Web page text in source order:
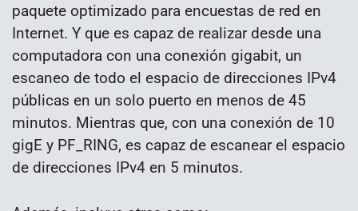
paquete optimizado para encuestas de red en
Internet. Y que es capaz de realizar desde una
computadora con una conexión gigabit, un
escaneo de todo el espacio de direcciones IPv4
públicas en un solo puerto en menos de 45
minutos. Mientras que, con una conexión de 10
gigE y PF_RING, es capaz de escanear el espacio
de direcciones IPv4 en 5 minutos.